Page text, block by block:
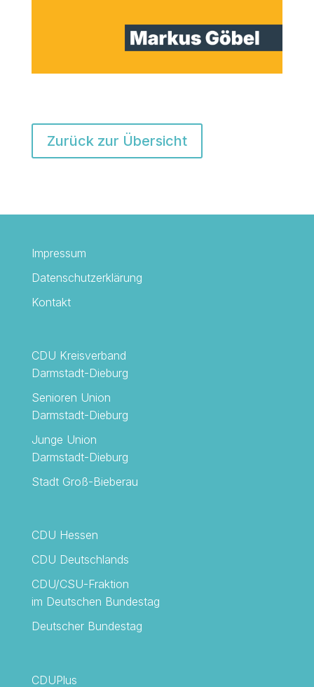
Zurück zur Übersicht
Impressum
Datenschutzerklärung
Kontakt
CDU Kreisverband
Darmstadt-Dieburg
Senioren Union
Darmstadt-Dieburg
Junge Union
Darmstadt-Dieburg
Stadt Groß-Bieberau
CDU Hessen
CDU Deutschlands
CDU/CSU-Fraktion
im Deutschen Bundestag
Deutscher Bundestag
CDUPlus